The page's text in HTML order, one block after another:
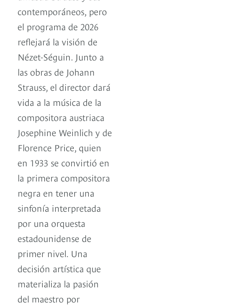
contemporáneos, pero
el programa de 2026
reflejará la visión de
Nézet-Séguin. Junto a
las obras de Johann
Strauss, el director dará
vida a la música de la
compositora austriaca
Josephine Weinlich y de
Florence Price, quien
en 1933 se convirtió en
la primera compositora
negra en tener una
sinfonía interpretada
por una orquesta
estadounidense de
primer nivel. Una
decisión artística que
materializa la pasión
del maestro por